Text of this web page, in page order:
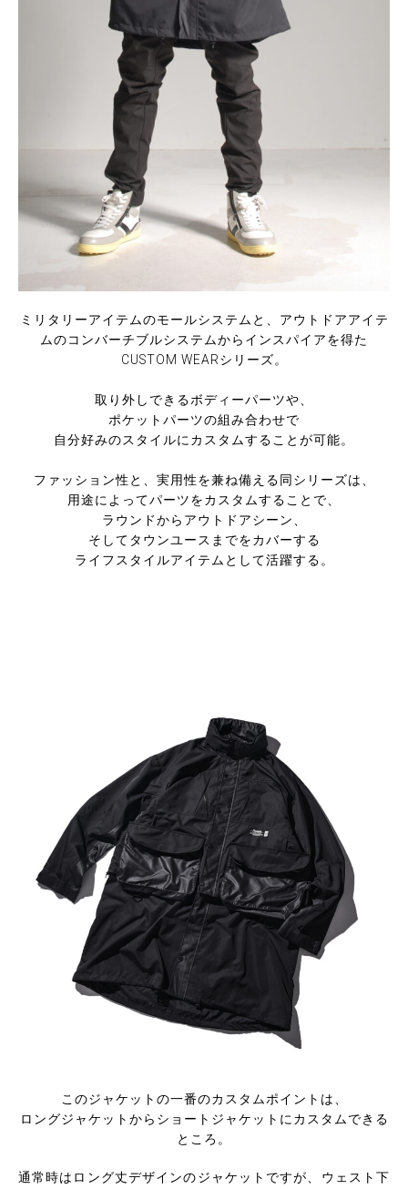
ミリタリーアイテムのモールシステムと、アウトドアアイテ
ムのコンバーチブルシステムからインスパイアを得た
CUSTOM WEARシリーズ。
取り外しできるボディーパーツや、
ポケットパーツの組み合わせで
自分好みのスタイルにカスタムすることが可能。
ファッション性と、実用性を兼ね備える同シリーズは、
用途によってパーツをカスタムすることで、
ラウンドからアウトドアシーン、
そしてタウンユースまでをカバーする
ライフスタイルアイテムとして活躍する。
このジャケットの一番のカスタムポイントは、
ロングジャケットからショートジャケットにカスタムできる
ところ。
通常時はロング丈デザインのジャケットですが、ウェスト下